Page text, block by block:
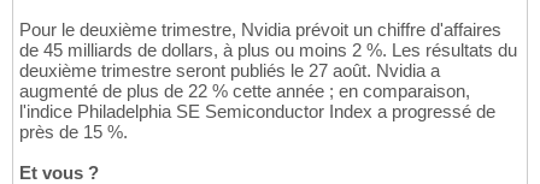
Pour le deuxième trimestre, Nvidia prévoit un chiffre d'affaires
de 45 milliards de dollars, à plus ou moins 2 %. Les résultats du
deuxième trimestre seront publiés le 27 août. Nvidia a
augmenté de plus de 22 % cette année ; en comparaison,
l'indice Philadelphia SE Semiconductor Index a progressé de
près de 15 %.
Et vous ?